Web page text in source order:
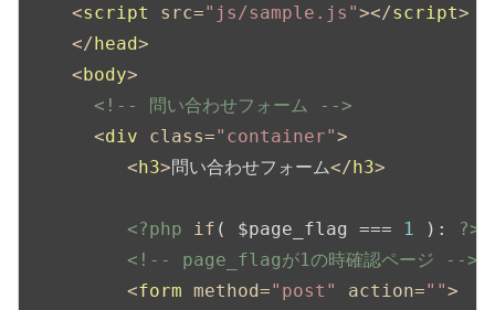
<script src="js/sample.js"></script>
</ head>
< body>
<!-- 問い合わせフォーム -->
<div class="container">
< h3>問い合わせフォーム</ h3>
<?php if ( $page_flag === 1 ):
?>
<!-- page_flagが1の時確認ページ -->
<form method="post" action="">